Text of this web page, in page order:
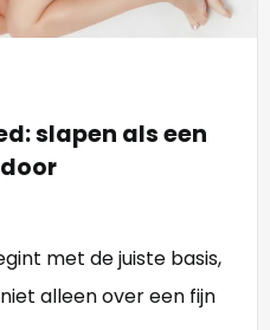
slapen als een
met de juiste basis,
alleen over een fijn